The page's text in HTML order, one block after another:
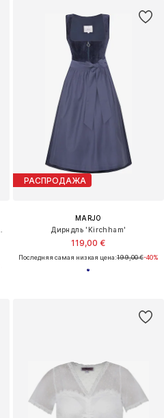
РАСПРОДАЖА
MARJO
Дирндль 'Kirchham'
119,00 €
Последняя самая низкая цена:199,00 €-40%